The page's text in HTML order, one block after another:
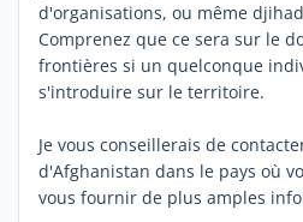
d'organisations, ou même
Comprenez que ce sera sur le
frontières si un quelconque
s'introduire sur le territoire.
Je vous conseillerais de
d'Afghanistan dans le pays où
vous fournir de plus amples